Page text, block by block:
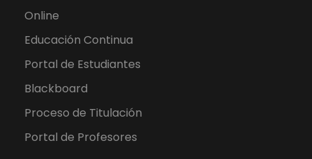
Online
Educación Continua
Portal de Estudiantes
Blackboard
Proceso de Titulación
Portal de Profesores